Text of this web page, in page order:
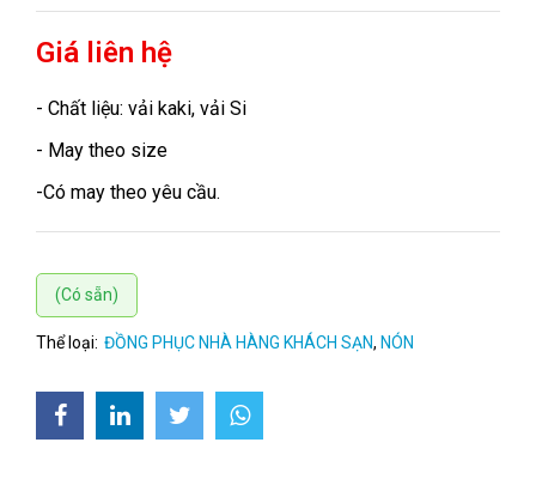
Giá liên hệ
- Chất liệu: vải kaki, vải Si
- May theo size
-Có may theo yêu cầu.
(Có sẵn)
Thể loại: ĐỒNG PHỤC NHÀ HÀNG KHÁCH SẠN, NÓN